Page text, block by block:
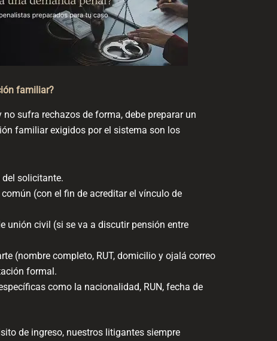
familiar?
sufra rechazos de forma, debe preparar un
familiar exigidos por el sistema son los
solicitante.
(con el fin de acreditar el vínculo de
unión civil (si se va a discutir pensión entre
(nombre completo, RUT, domicilio y ojalá correo
formal.
como la nacionalidad, RUN, fecha de
de ingreso, nuestros litigantes siempre